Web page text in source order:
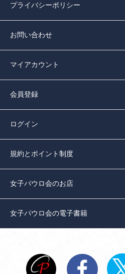
プライバシーポリシー
お問い合わせ
マイアカウント
会員登録
ログイン
規約とポイント制度
女子パウロ会のお店
女子パウロ会の電子書籍